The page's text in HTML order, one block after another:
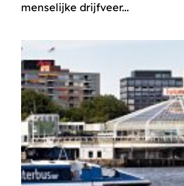
menselijke drijfveer...